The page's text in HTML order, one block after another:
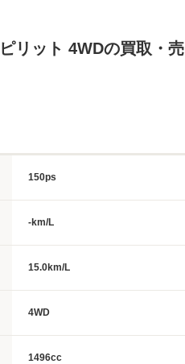
リット 4WDの買取・売
150ps
-km/L
15.0km/L
4WD
1496cc